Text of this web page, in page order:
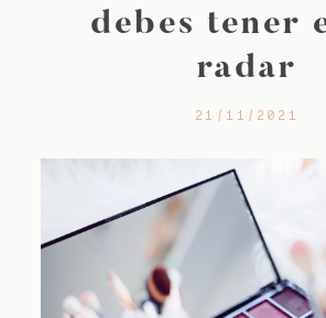
SOBRE NOSOTROS
BLOG
CONTACTO
debes tener
radar
21/11/2021